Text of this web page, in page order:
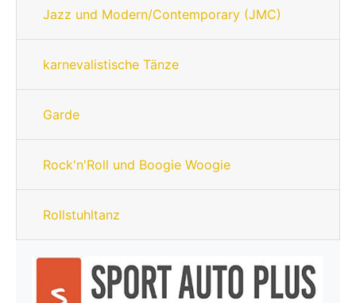
Jazz und Modern/Contemporary (JMC)
karnevalistische Tänze
Garde
Rock'n'Roll und Boogie Woogie
Rollstuhltanz